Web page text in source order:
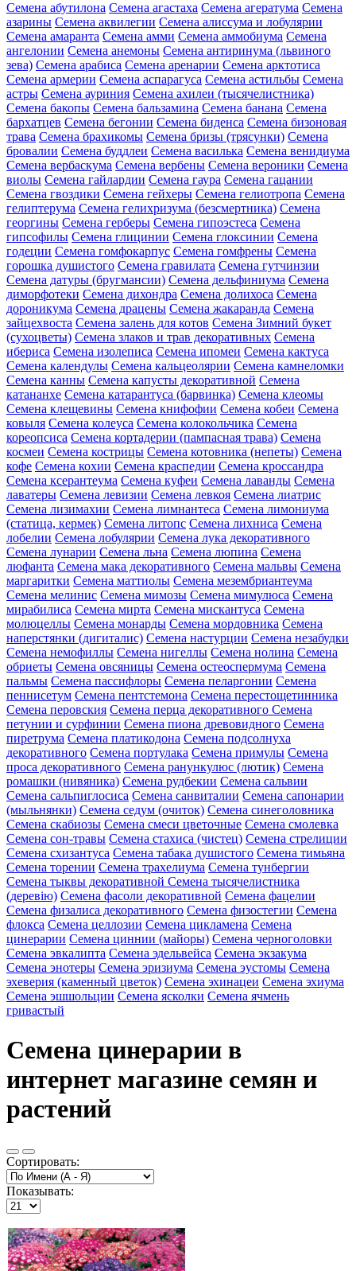
Семена абутилона Семена агастаха Семена агератума Семена
азарины Семена аквилегии Семена алиссума и лобулярии
Семена амаранта Семена амми Семена аммобиума Семена
ангелонии Семена анемоны Семена антиринума (львиного
зева) Семена арабиса Семена аренарии Семена арктотиса
Семена армерии Семена аспарагуса Семена астильбы Семена
астры Семена ауриния Семена ахилеи (тысячелистника)
Семена бакопы Семена бальзамина Семена банана Семена
бархатцев Семена бегонии Семена биденса Семена бизоновая
трава Семена брахикомы Семена бризы (трясунки) Семена
бровалии Семена буддлеи Семена василька Семена венидиума
Семена вербаскума Семена вербены Семена вероники Семена
виолы Семена гайлардии Семена гаура Семена гацании
Семена гвоздики Семена гейхеры Семена гелиотропа Семена
гелиптерума Семена гелихризума (безсмертника) Семена
георгины Семена герберы Семена гипоэстеса Семена
гипсофилы Семена глицинии Семена глоксинии Семена
годеции Семена гомфокарпус Семена гомфрены Семена
горошка душистого Семена гравилата Семена гутчинзии
Семена датуры (бругмансии) Семена дельфиниума Семена
диморфотеки Семена дихондра Семена долихоса Семена
дороникума Семена драцены Семена жакаранда Семена
зайцехвоста Семена залень для котов Семена Зимний букет
(сухоцветы) Семена злаков и трав декоративных Семена
ибериса Семена изолеписа Семена ипомеи Семена кактуса
Семена календулы Семена кальцеолярии Семена камнеломки
Семена канны Семена капусты декоративной Семена
катананхе Семена катарантуса (барвинка) Семена клеомы
Семена клещевины Семена книфофии Семена кобеи Семена
ковыля Семена колеуса Семена колокольчика Семена
кореопсиса Семена кортадерии (пампасная трава) Семена
космеи Семена кострицы Семена котовника (непеты) Семена
кофе Семена кохии Семена краспедии Семена кроссандра
Семена ксерантеума Семена куфеи Семена лаванды Семена
лаватеры Семена левизии Семена левкоя Семена лиатрис
Семена лизимахии Семена лимнантеса Семена лимониума
(статица, кермек) Семена литопс Семена лихниса Семена
лобелии Семена лобулярии Семена лука декоративного
Семена лунарии Семена льна Семена люпина Семена
люфанта Семена мака декоративного Семена мальвы Семена
маргаритки Семена маттиолы Семена мезембриантеума
Семена мелинис Семена мимозы Семена мимулюса Семена
мирабилиса Семена мирта Семена мискантуса Семена
молюцеллы Семена монарды Семена мордовника Семена
наперстянки (дигиталис) Семена настурции Семена незабудки
Семена немофиллы Семена нигеллы Семена нолина Семена
обриеты Семена овсяницы Семена остеоспермума Семена
пальмы Семена пассифлоры Семена пеларгонии Семена
пеннисетум Семена пентстемона Семена перестощетинника
Семена перовския Семена перца декоративного Семена
петунии и сурфинии Семена пиона древовидного Семена
пиретрума Семена платикодона Семена подсолнуха
декоративного Семена портулака Семена примулы Семена
проса декоративного Семена ранункулюс (лютик) Семена
ромашки (нивяника) Семена рудбекии Семена сальвии
Семена сальпиглосиса Семена санвиталии Семена сапонарии
(мыльнянки) Семена седум (очиток) Семена синеголовника
Семена скабиозы Семена смеси цветочные Семена смолевка
Семена сон-травы Семена стахиса (чистец) Семена стрелиции
Семена схизантуса Семена табака душистого Семена тимьяна
Семена торении Семена трахелиума Семена тунбергии
Семена тыквы декоративной Семена тысячелистника
(деревію) Семена фасоли декоративной Семена фацелии
Семена физалиса декоративного Семена физостегии Семена
флокса Семена целлозии Семена цикламена Семена
цинерарии Семена циннии (майоры) Семена черноголовки
Семена эвкалипта Семена эдельвейса Семена экзакума
Семена энотеры Семена эризиума Семена эустомы Семена
эхеверия (каменный цветок) Семена эхинацеи Семена эхиума
Семена эшшольции Семена ясколки Семена ячмень
гривастый
Семена цинерарии в
интернет магазине семян и
растений
Сортировать:
Показывать: